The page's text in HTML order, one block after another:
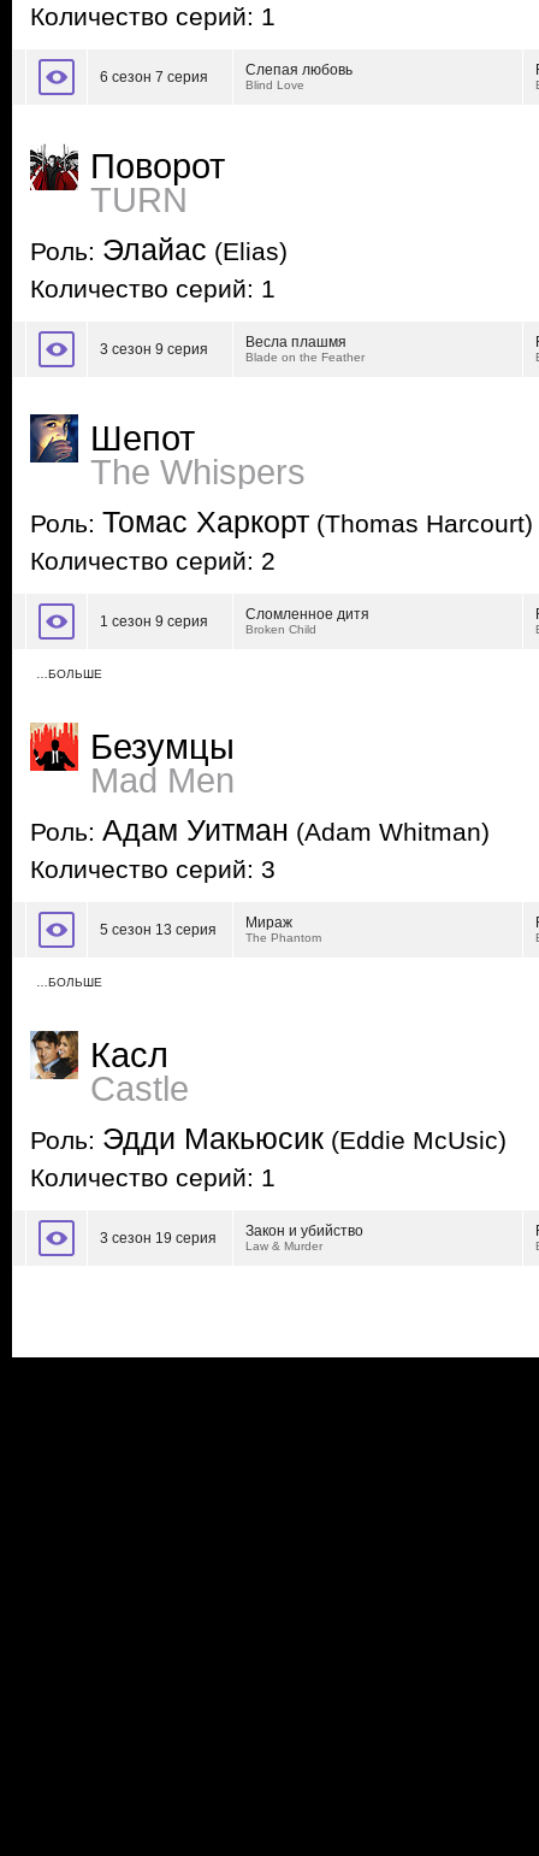
Количество серий: 1
6 сезон 7 серия Слепая любовь
Blind Love
Поворот
TURN
Роль: Элайас (Elias)
Количество серий: 1
3 сезон 9 серия Весла плашмя
Blade on the Feather
Шепот
The Whispers
Роль: Томас Харкорт (Thomas Harcourt)
Количество серий: 2
1 сезон 9 серия Сломленное дитя
Broken Child
…БОЛЬШЕ
Безумцы
Mad Men
Роль: Адам Уитман (Adam Whitman)
Количество серий: 3
5 сезон 13 серия Мираж
The Phantom
…БОЛЬШЕ
Касл
Castle
Роль: Эдди Макьюсик (Eddie McUsic)
Количество серий: 1
3 сезон 19 серия Закон и убийство
Law & Murder